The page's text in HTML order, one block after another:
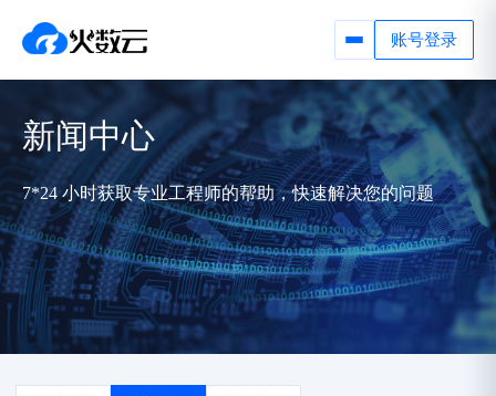
账号登录
新闻中心
7*24 小时获取专业工程师的帮助，快速解决您的问题